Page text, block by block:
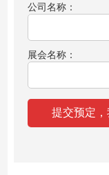
公司名称：
展会名称：